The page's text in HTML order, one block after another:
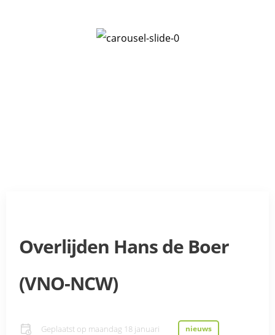
Overlijden Hans de Boer
(VNO-NCW)
Geplaatst op maandag 18 januari nieuws